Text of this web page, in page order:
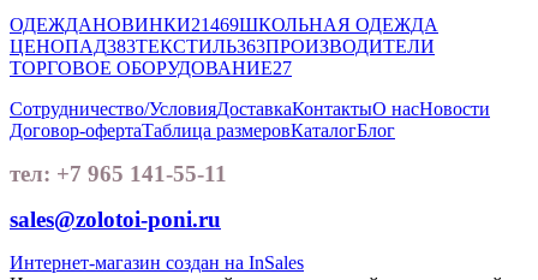
ОДЕЖДАНОВИНКИ21469ШКОЛЬНАЯ ОДЕЖДА
ЦЕНОПАД383ТЕКСТИЛЬ363ПРОИЗВОДИТЕЛИ
ТОРГОВОЕ ОБОРУДОВАНИЕ27
Сотрудничество/УсловияДоставкаКонтактыО насНовости
Договор-офертаТаблица размеровКаталогБлог
тел: +7 965 141-55-11
sales@zolotoi-poni.ru
Интернет-магазин создан на InSales